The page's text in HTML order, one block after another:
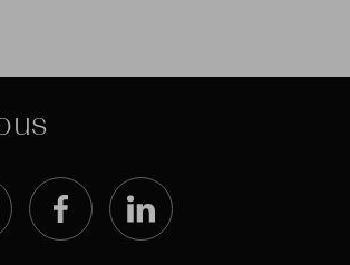
FacebookLinkedIn